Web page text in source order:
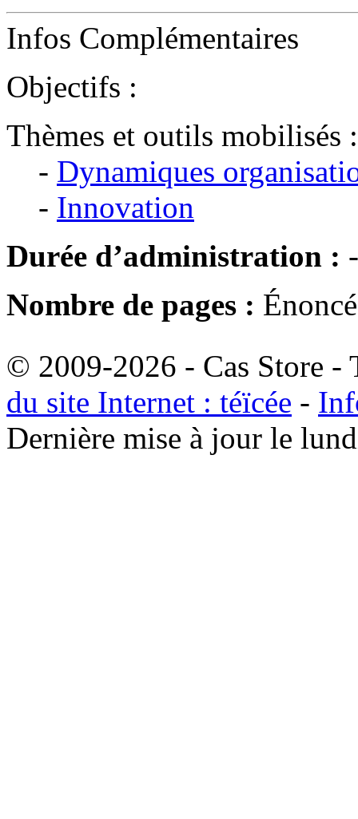
Infos Complémentaires
Objectifs :
Thèmes et outils mobilisés :
- Dynamiques
- Innovation
Durée d’administration : -
Nombre de pages :
© 2009-2026 - Cas Store -
du site Internet : téïcée -
Dernière mise à jour le